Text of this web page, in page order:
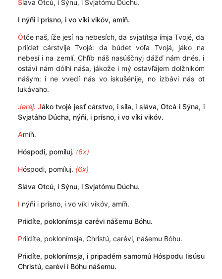
Sláva Otcú, i Sýnu, i Svjatómu Dúchu.
I nýňi i prísno, i vo víki vikóv, amíň.
Ótče naš, íže jesí na nebesích, da svjatítsja ímja Tvojé, da
priídet cárstvije Tvojé: da búdet vóľa Tvojá, jáko na
nebesí i na zemlí. Chľíb náš nasúščnyj dážď nám dnés, i
ostávi nám dólhi náša, jákože i mý ostavľájem dolžnikóm
nášym: i ne vvedí nás vo iskušénije, no izbávi nás ot
lukávaho.
Jeréj: Jáko tvojé jesť cárstvo, i síla, i sláva, Otcá i Sýna, i
Svjatáho Dúcha, nýňi, i prísno, i vo víki vikóv.
Amíň.
Hóspodi, pomíluj. (6x)
Hóspodi, pomíluj. (6x)
Sláva Otcú, i Sýnu, i Svjatómu Dúchu.
I nýňi i prísno, i vo víki vikóv, amíň.
Priidíte, poklonímsja carévi nášemu Bóhu.
Priidíte, poklonímsja, Christú, carévi, nášemu Bóhu.
Priidíte, poklonímsja, i pripadém samomú Hóspodu Iisúsu
Christú, carévi i Bóhu nášemu.